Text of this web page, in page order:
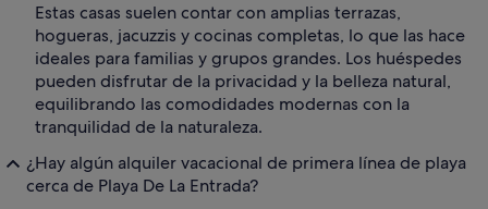
Estas casas suelen contar con amplias terrazas,
hogueras, jacuzzis y cocinas completas, lo que las hace
ideales para familias y grupos grandes. Los huéspedes
pueden disfrutar de la privacidad y la belleza natural,
equilibrando las comodidades modernas con la
tranquilidad de la naturaleza.
¿Hay algún alquiler vacacional de primera línea de playa
cerca de Playa De La Entrada?